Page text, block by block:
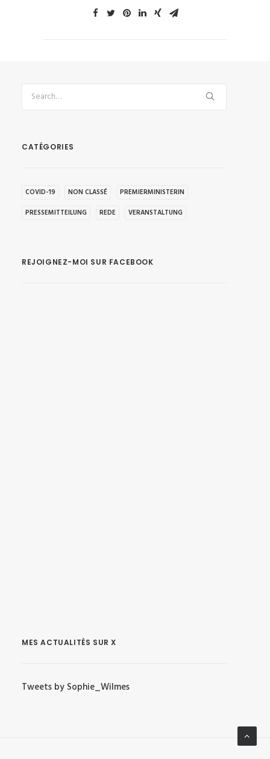
CATÉGORIES
COVID-19 NON CLASSÉ
PREMIERMINISTERIN
PRESSEMITTEILUNG
REDE VERANSTALTUNG
REJOIGNEZ-MOI SUR FACEBOOK
MES ACTUALITÉS SUR X
Tweets by Sophie_Wilmes